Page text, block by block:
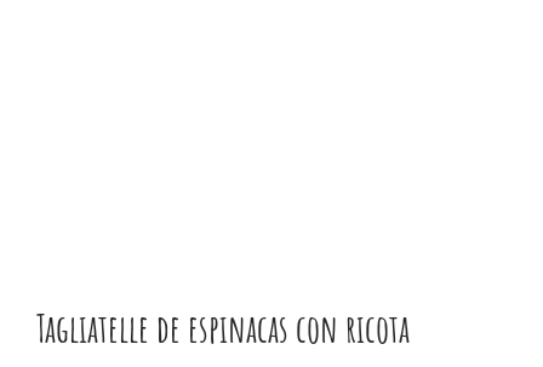
Tagliatelle de espinacas con ricota